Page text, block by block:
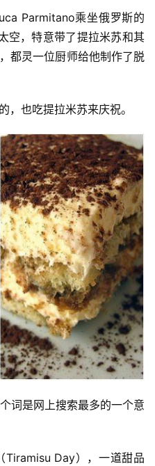
Parmitano乘坐俄罗斯的
空，特意带了提拉米苏和其
都灵一位厨师给他制作了脱
，也吃提拉米苏来庆祝。
词是网上搜索最多的一个意
Tiramisu Day），一道甜品